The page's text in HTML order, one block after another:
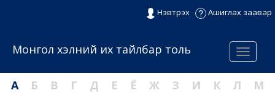
Нэвтрэх Ашиглах заавар
Menu
Монгол хэлний их тайлбар толь
А Б В Г Д Е Ё Ж З И К Л
М